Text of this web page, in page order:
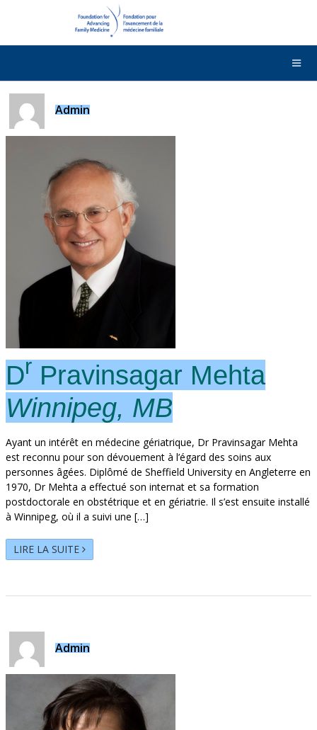
English
Admin
Dr Pravinsagar Mehta
Winnipeg, MB
Ayant un intérêt en médecine gériatrique, Dr Pravinsagar Mehta
est reconnu pour son dévouement à l’égard des soins aux
personnes âgées. Diplômé de Sheffield University en Angleterre en
1970, Dr Mehta a effectué son internat et sa formation
postdoctorale en obstétrique et en gériatrie. Il s’est ensuite installé
à Winnipeg, où il a suivi une […]
LIRE LA SUITE
Admin